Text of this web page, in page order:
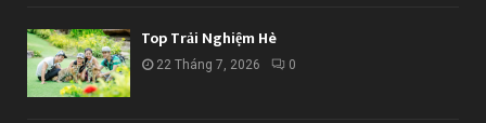
Top Trải Nghiệm Hè
22 Tháng 7, 2026 0